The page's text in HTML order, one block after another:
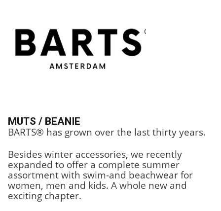
MUTS / BEANIE
BARTS® has grown over the last thirty years.
Besides winter accessories, we recently
expanded to offer a complete summer
assortment with swim-and beachwear for
women, men and kids. A whole new and
exciting chapter.